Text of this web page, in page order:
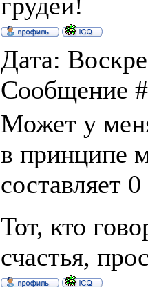
Дата:
Сообщение
Может у
в принципе
составляет
Тот, кто
счастья,